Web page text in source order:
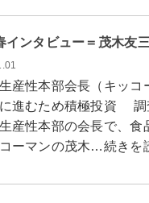
インタビュー＝茂木
産性本部会長（キッ
進むため積極投資 調
産性本部の会長で、食
ーマンの茂木…続きを